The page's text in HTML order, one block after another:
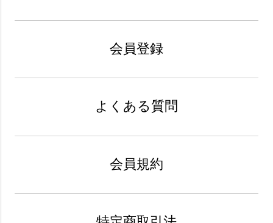
会員登録
よくある質問
会員規約